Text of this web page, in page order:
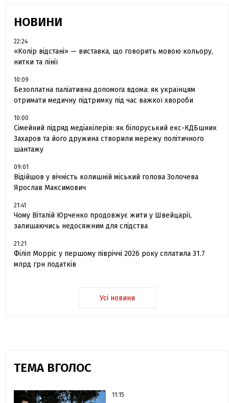
НОВИНИ
22:24
«Колір відстані» — виставка, що говорить мовою кольору,
нитки та лінії
10:09
Безоплатна паліативна допомога вдома: як українцям
отримати медичну підтримку під час важкої хвороби
10:00
Сімейний підряд медіакілерів: як білоруський екс-КДБшник
Захаров та його дружина створили мережу політичного
шантажу
09:01
Відійшов у вічність колишній міський голова Золочева
Ярослав Максимович
21:41
Чому Віталій Юрченко продовжує жити у Швейцарії,
залишаючись недосяжним для слідства
21:21
Філіп Морріс у першому півріччі 2026 року сплатила 31.7
млрд грн податків
Усі новини
ТЕМА ВГОЛОС
11:15